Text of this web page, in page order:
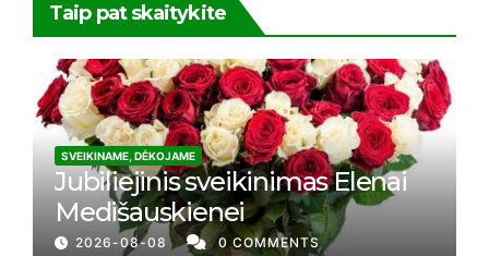
Taip pat skaitykite
SVEIKINAME, DĖKOJAME
Jubiliejinis sveikinimas Elenai
Medišauskienei
2026-08-08 0 COMMENTS